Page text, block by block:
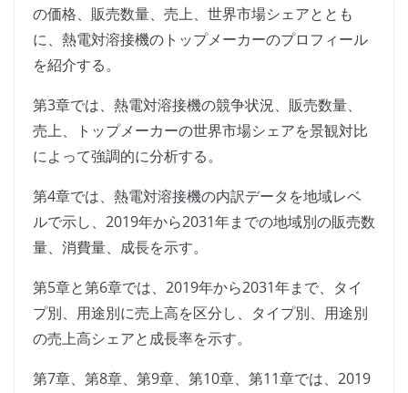
の価格、販売数量、売上、世界市場シェアととも
に、熱電対溶接機のトップメーカーのプロフィール
を紹介する。
第3章では、熱電対溶接機の競争状況、販売数量、
売上、トップメーカーの世界市場シェアを景観対比
によって強調的に分析する。
第4章では、熱電対溶接機の内訳データを地域レベ
ルで示し、2019年から2031年までの地域別の販売数
量、消費量、成長を示す。
第5章と第6章では、2019年から2031年まで、タイ
プ別、用途別に売上高を区分し、タイプ別、用途別
の売上高シェアと成長率を示す。
第7章、第8章、第9章、第10章、第11章では、2019